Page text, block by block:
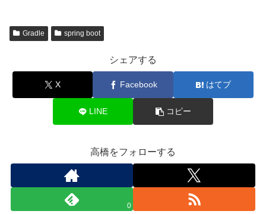
Gradle spring boot
シェアする
X Facebook はてブ
LINE コピー
高橋をフォローする
0